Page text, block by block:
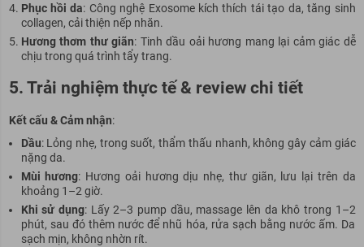
Phục hồi da: Công nghệ Exosome kích thích tái tạo da, tăng sinh
collagen, cải thiện nếp nhăn.
Hương thơm thư giãn: Tinh dầu oải hương mang lại cảm giác dễ
chịu trong quá trình tẩy trang.
5. Trải nghiệm thực tế & review chi tiết
Kết cấu & Cảm nhận:
Dầu: Lỏng nhẹ, trong suốt, thẩm thấu nhanh, không gây cảm giác
nặng da.
Mùi hương: Hương oải hương dịu nhẹ, thư giãn, lưu lại trên da
khoảng 1–2 giờ.
Khi sử dụng: Lấy 2–3 pump dầu, massage lên da khô trong 1–2
phút, sau đó thêm nước để nhũ hóa, rửa sạch bằng nước ấm. Da
sạch mịn, không nhờn rít.